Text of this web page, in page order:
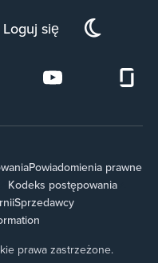
Loguj się
Powiadomienia prawne
Kodeks postępowania
Sprzedawcy
prawa zastrzeżone.